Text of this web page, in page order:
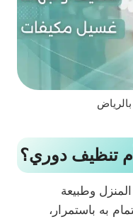
تنظيف دوري؟
وطبيعة
به باستمرار،